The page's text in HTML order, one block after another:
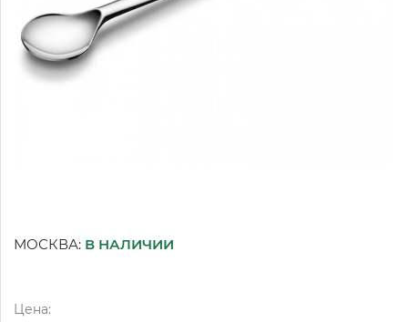
МОСКВА: В НАЛИЧИИ
Цена: